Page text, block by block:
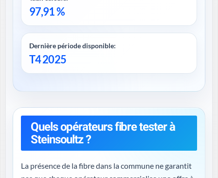
97,91 %
Dernière période disponible:
T4 2025
Quels opérateurs fibre tester à
Steinsoultz ?
La présence de la fibre dans la commune ne garantit